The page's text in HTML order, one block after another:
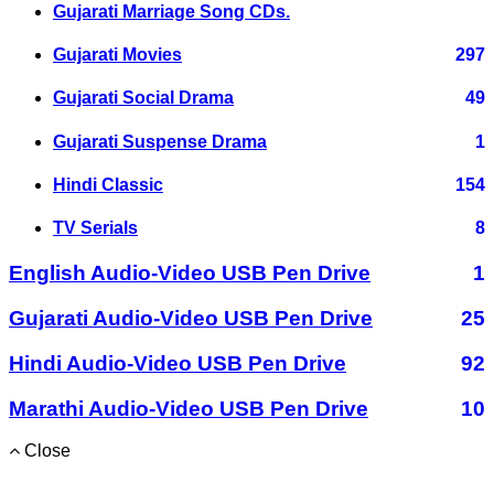
Gujarati Marriage Song CDs.
Gujarati Movies 297
Gujarati Social Drama 49
Gujarati Suspense Drama 1
Hindi Classic 154
TV Serials 8
English Audio-Video USB Pen Drive
1
Gujarati Audio-Video USB Pen Drive
25
Hindi Audio-Video USB Pen Drive
92
Marathi Audio-Video USB Pen Drive
10
Close